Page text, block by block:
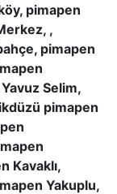
pimapen
,
pimapen
Selim,
pimapen
Kavaklı,
Yakuplu,